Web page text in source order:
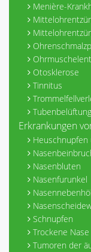
Menière-
Otosklerose
Tinnitus
Erkrankungen
Heuschnupfen
Nasenbluten
Nasenfurunkel
Schnupfen
Trockene Nase
Tumoren der